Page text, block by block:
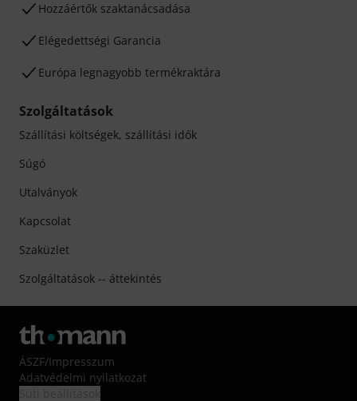
Hozzáértők szaktanácsadása
Elégedettségi Garancia
Európa legnagyobb termékraktára
Szolgáltatások
Szállítási költségek, szállítási idők
Súgó
Utalványok
Kapcsolat
Szaküzlet
Szolgáltatások -- áttekintés
ÁSZF/Impresszum
Adatvédelmi nyilatkozat